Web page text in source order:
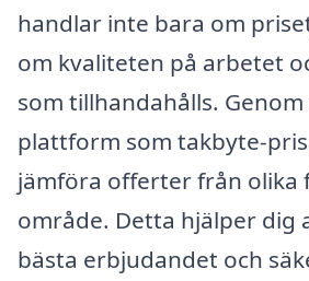
handlar inte bara om
om kvaliteten på arbetet
som tillhandahålls.
plattform som takbyte-
jämföra offerter från olika
område. Detta hjälper dig
bästa erbjudandet och